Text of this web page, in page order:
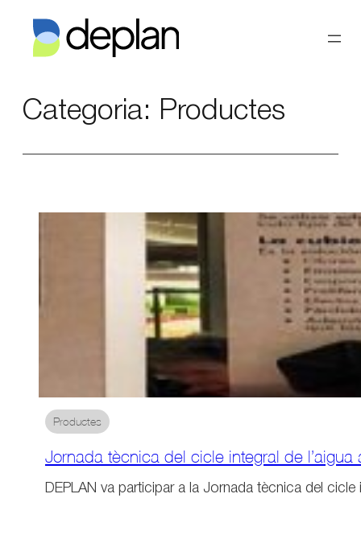
contingut
Categoria: Productes
Productes
Jornada tècnica del cicle integral de l’aigua
DEPLAN va participar a la Jornada tècnica del